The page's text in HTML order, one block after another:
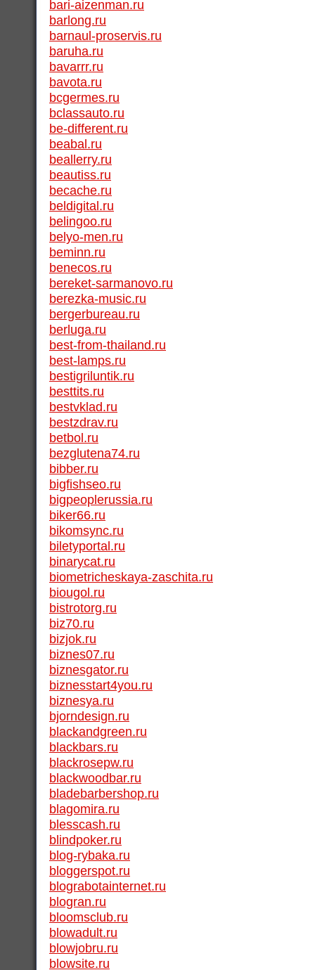
bari-aizenman.ru
barlong.ru
barnaul-proservis.ru
baruha.ru
bavarrr.ru
bavota.ru
bcgermes.ru
bclassauto.ru
be-different.ru
beabal.ru
beallerry.ru
beautiss.ru
becache.ru
beldigital.ru
belingoo.ru
belyo-men.ru
beminn.ru
benecos.ru
bereket-sarmanovo.ru
berezka-music.ru
bergerbureau.ru
berluga.ru
best-from-thailand.ru
best-lamps.ru
bestigriluntik.ru
besttits.ru
bestvklad.ru
bestzdrav.ru
betbol.ru
bezglutena74.ru
bibber.ru
bigfishseo.ru
bigpeoplerussia.ru
biker66.ru
bikomsync.ru
biletyportal.ru
binarycat.ru
biometricheskaya-zaschita.ru
biougol.ru
bistrotorg.ru
biz70.ru
bizjok.ru
biznes07.ru
biznesgator.ru
biznesstart4you.ru
biznesya.ru
bjorndesign.ru
blackandgreen.ru
blackbars.ru
blackrosepw.ru
blackwoodbar.ru
bladebarbershop.ru
blagomira.ru
blesscash.ru
blindpoker.ru
blog-rybaka.ru
bloggerspot.ru
blograbotainternet.ru
blogran.ru
bloomsclub.ru
blowadult.ru
blowjobru.ru
blowsite.ru